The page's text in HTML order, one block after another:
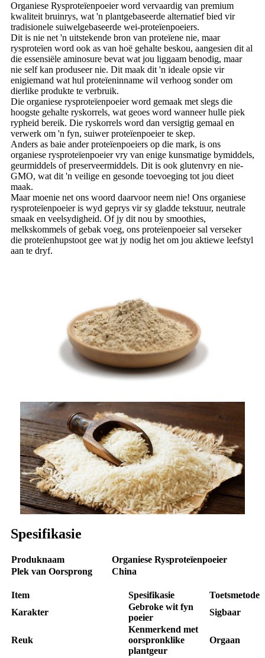
Organiese Rysproteïenpoeier word vervaardig van premium
kwaliteit bruinrys, wat 'n plantgebaseerde alternatief bied vir
tradisionele suiwelgebaseerde wei-proteïenpoeiers.
Dit is nie net 'n uitstekende bron van proteïene nie, maar
rysproteïen word ook as van hoë gehalte beskou, aangesien dit al
die essensiële aminosure bevat wat jou liggaam benodig, maar
nie self kan produseer nie. Dit maak dit 'n ideale opsie vir
enigiemand wat hul proteïeninname wil verhoog sonder om
dierlike produkte te verbruik.
Die organiese rysproteïenpoeier word gemaak met slegs die
hoogste gehalte ryskorrels, wat geoes word wanneer hulle piek
rypheid bereik. Die ryskorrels word dan versigtig gemaal en
verwerk om 'n fyn, suiwer proteïenpoeier te skep.
Anders as baie ander proteïenpoeiers op die mark, is ons
organiese rysproteïenpoeier vry van enige kunsmatige bymiddels,
geurmiddels of preserveermiddels. Dit is ook glutenvry en nie-
GMO, wat dit 'n veilige en gesonde toevoeging tot jou dieet
maak.
Maar moenie net ons woord daarvoor neem nie! Ons organiese
rysproteïenpoeier is wyd geprys vir sy gladde tekstuur, neutrale
smaak en veelsydigheid. Of jy dit nou by smoothies,
melkskommels of gebak voeg, ons proteïenpoeier sal verseker
die proteïenhupstoot gee wat jy nodig het om jou aktiewe leefstyl
aan te dryf.
Spesifikasie
Produknaam
Organiese Rysproteïenpoeier
Plek van Oorsprong
China
Item Spesifikasie
Toetsmetode
Karakter
Gebroke wit fyn
poeier
Sigbaar
Reuk
Kenmerkend met
oorspronklike
plantgeur
Orgaan